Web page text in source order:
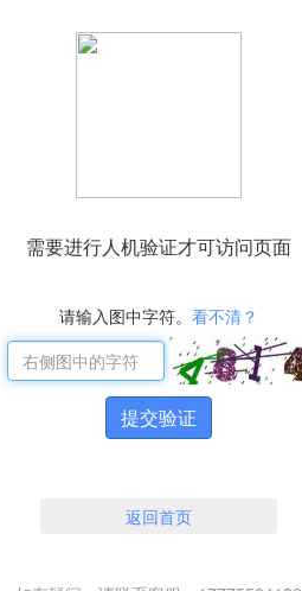
需要进行人机验证才可访问页面
请输入图中字符。 看不清？
提交验证
返回首页